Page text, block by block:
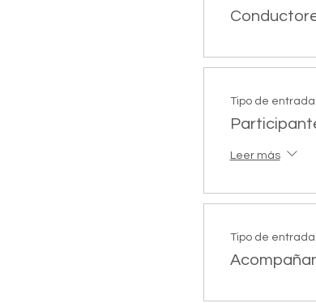
Tipo de entrada
Leer más
Tipo de entrada